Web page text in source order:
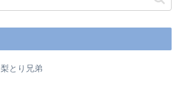
梨とり兄弟